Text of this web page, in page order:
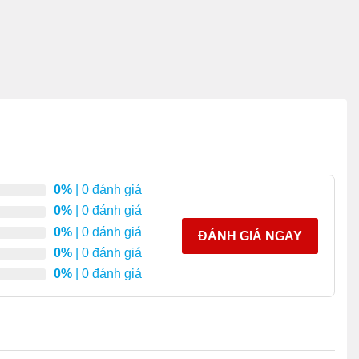
0% | 0 đánh giá
0% | 0 đánh giá
0% | 0 đánh giá
0% | 0 đánh giá
0% | 0 đánh giá
ĐÁNH GIÁ NGAY